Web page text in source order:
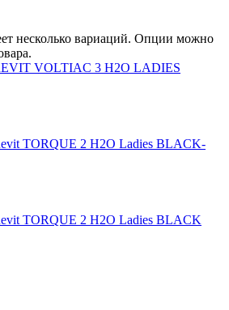
несколько вариаций. Опции можно
VOLTIAC 3 H2O LADIES
TORQUE 2 H2O Ladies BLACK-
TORQUE 2 H2O Ladies BLACK